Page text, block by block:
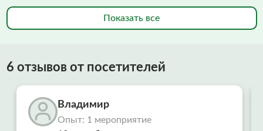
Показать все
6 отзывов от посетителей
Владимир
Опыт: 1 мероприятие